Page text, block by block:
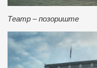
Театр – позориште